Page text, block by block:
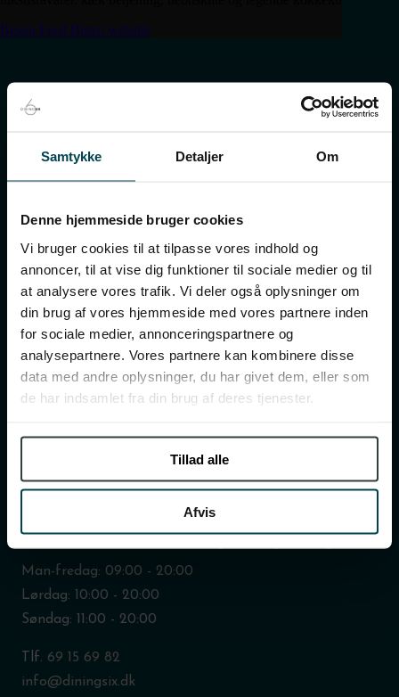
Samtykke Detaljer Om
Denne hjemmeside bruger cookies
Vi bruger cookies til at tilpasse vores indhold og
annoncer, til at vise dig funktioner til sociale medier og til
at analysere vores trafik. Vi deler også oplysninger om
din brug af vores hjemmeside med vores partnere inden
for sociale medier, annonceringspartnere og
analysepartnere. Vores partnere kan kombinere disse
data med andre oplysninger, du har givet dem, eller som
de har indsamlet fra din brug af deres tjenester.
Tillad alle
Afvis
Besøg Feed Bistro website
Stærke relationer skaber glæde, der kan smages og
relationer bibeholdes i en verden i udvikling.
Administration
København
Klerkegade 19 ST TV,
Man-fredag: 09:00 - 20:00
Lørdag: 10:00 - 20:00
Søndag: 11:00 - 20:00
Tlf. 69 15 69 82
info@diningsix.dk